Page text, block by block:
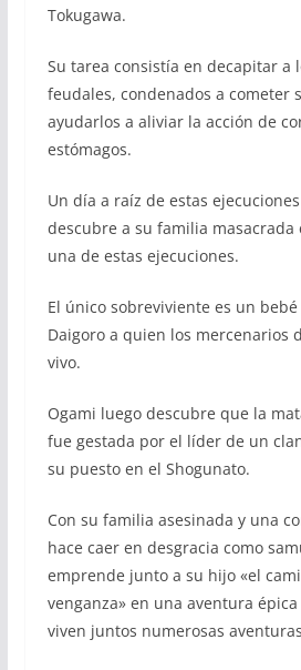
Tokugawa.
Su tarea consistía en decapitar a
feudales, condenados a cometer
ayudarlos a aliviar la acción de
estómagos.
Un día a raíz de estas
descubre a su familia
una de estas ejecuciones.
El único sobreviviente es un
Daigoro a quien los mercenarios
vivo.
Ogami luego descubre que la
fue gestada por el líder de un
su puesto en el Shogunato.
Con su familia asesinada y una
hace caer en desgracia como
emprende junto a su hijo «el
venganza» en una aventura
viven juntos numerosas